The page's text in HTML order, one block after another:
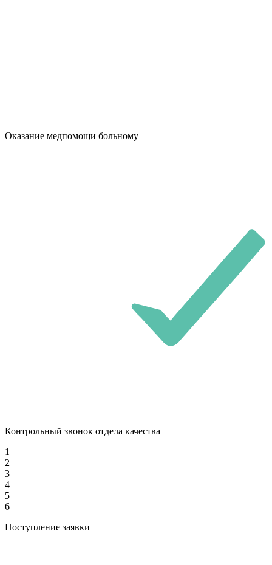
Оказание медпомощи больному
Контрольный звонок отдела качества
1
2
3
4
5
6
Поступление заявки